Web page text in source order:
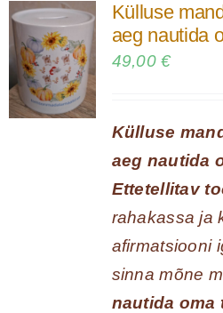
Külluse
aeg nautida
49,00€
Külluse
aeg nautida
Ettetellitav
rahakassa ja
afirmatsiooni
sinna mõne
nautida oma